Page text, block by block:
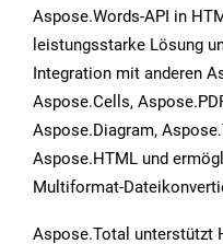
Aspose.Words-API in
leistungsstarke Lösung
Integration mit anderen
Aspose.Cells,
Aspose.Diagram,
Aspose.HTML und
Multiformat-
Aspose.Total unterstützt